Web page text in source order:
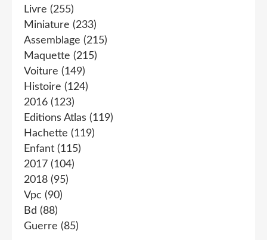
Livre (255)
Miniature (233)
Assemblage (215)
Maquette (215)
Voiture (149)
Histoire (124)
2016 (123)
Editions Atlas (119)
Hachette (119)
Enfant (115)
2017 (104)
2018 (95)
Vpc (90)
Bd (88)
Guerre (85)